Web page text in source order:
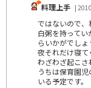
料理上手 |
ではないので、
白粥を持って
らいかがでしょ
夜それだけ寝て
わざわざ起こさ
うちは保育園
いる予定です。